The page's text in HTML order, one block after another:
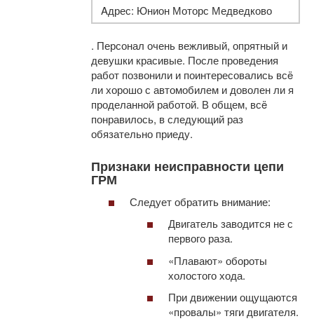
Aдрес: Юнион Моторс Медведково
. Персонал очень вежливый, опрятный и
девушки красивые. После проведения
работ позвонили и поинтересовались всë
ли хорошо с автомобилем и доволен ли я
проделанной работой. В общем, всë
понравилось, в следующий раз
обязательно приеду.
Признаки неисправности цепи
ГРМ
Следует обратить внимание:
Двигатель заводится не с
первого раза.
«Плавают» обороты
холостого хода.
При движении ощущаются
«провалы» тяги двигателя.